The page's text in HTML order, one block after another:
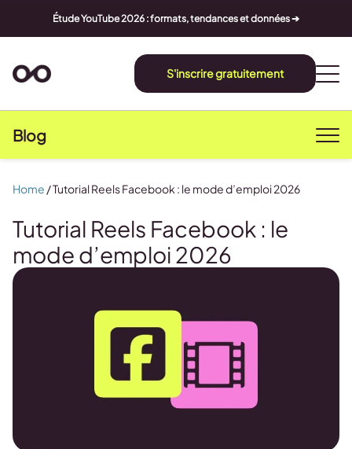
Étude YouTube 2026 : formats, tendances et données ➔
S'inscrire gratuitement
Blog
Tutorial Reels Facebook : le
mode d’emploi 2026
Home /Tutorial Reels Facebook : le mode d’emploi 2026